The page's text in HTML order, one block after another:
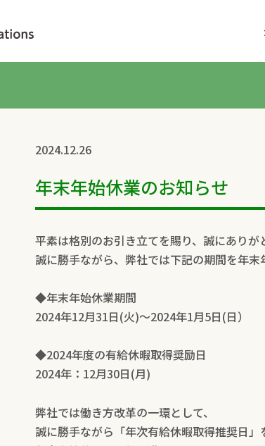
2024.12.26
年末年始休業のお知らせ
平素は格別のお引き立てを賜り、誠にありが
誠に勝手ながら、弊社では下記の期間を年末
◆年末年始休業期間
2024年12月31日(火)～2024年1月5日(日）
◆2024年度の有給休暇取得奨励日
2024年：12月30日(月)
弊社では働き方改革の一環として、
誠に勝手ながら「年次有給休暇取得推奨日」